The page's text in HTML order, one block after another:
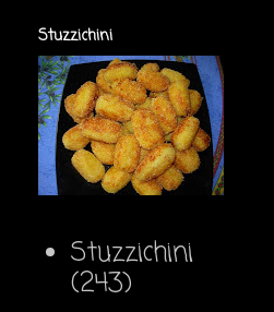
Stuzzichini
Stuzzichini
(243)